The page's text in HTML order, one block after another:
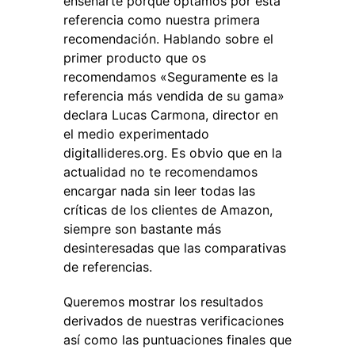
referencia como nuestra primera
recomendación. Hablando sobre el
primer producto que os
recomendamos «Seguramente es la
referencia más vendida de su gama»
declara Lucas Carmona, director en
el medio experimentado
digitallideres.org. Es obvio que en la
actualidad no te recomendamos
encargar nada sin leer todas las
críticas de los clientes de Amazon,
siempre son bastante más
desinteresadas que las comparativas
de referencias.
Queremos mostrar los resultados
derivados de nuestras verificaciones
así como las puntuaciones finales que